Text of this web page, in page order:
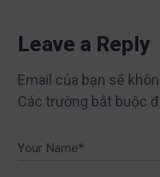
Leave a Reply
Email của bạn sẽ
Các trường bắt buộc
Your Name*